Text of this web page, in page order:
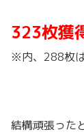
323枚獲
※内、288枚
結構頑張った